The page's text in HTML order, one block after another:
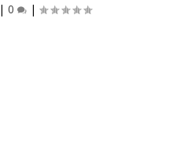
| 0 |